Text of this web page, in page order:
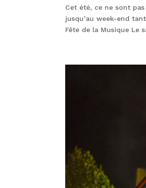
Cet été, ce ne sont
jusqu’au week-end
Fête de la Musique Le